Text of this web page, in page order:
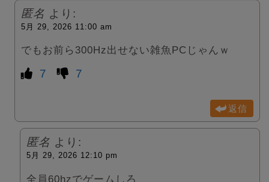
匿名 より:
5月 29, 2026 11:00 am
でもお前ら300Hz出せない雑魚PCじゃんｗ
7 7
返信
匿名 より:
5月 29, 2026 12:10 pm
全員60hzでゲームしろ